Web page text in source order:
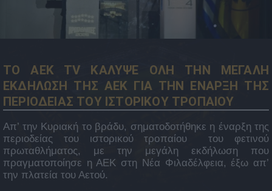
ΤΟ AEK TV ΚΑΛΥΨΕ ΟΛΗ ΤΗΝ ΜΕΓΑΛΗ
ΕΚΔΗΛΩΣΗ ΤΗΣ ΑΕΚ ΓΙΑ ΤΗΝ ΕΝΑΡΞΗ ΤΗΣ
ΠΕΡΙΟΔΕΙΑΣ ΤΟΥ ΙΣΤΟΡΙΚΟΥ ΤΡΟΠΑΙΟΥ
Απ’ την Κυριακή το βράδυ, σηματοδοτήθηκε η έναρξη της
περιοδείας του ιστορικού τροπαίου του φετινού
πρωταθλήματος, με την μεγάλη εκδήλωση που
πραγματοποίησε η ΑΕΚ στη Νέα Φιλαδέλφεια, έξω απ’
την πλατεία του Αετού.